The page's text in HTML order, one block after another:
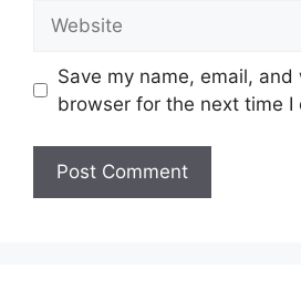
Save my name, email,
browser for the next time I